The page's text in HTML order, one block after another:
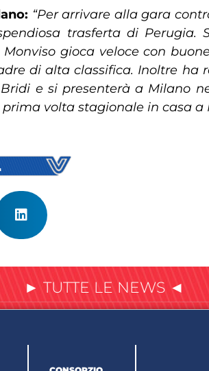
“Per arrivare alla gara
trasferta di
gioca veloce con
di alta classifica. Inoltre ha
e si presenterà a Milano
volta stagionale in casa a
► TUTTE LE NEWS ◄